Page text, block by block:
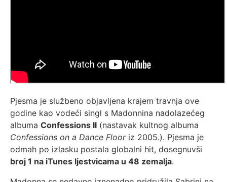
Pjesma je službeno objavljena krajem travnja ove
godine kao vodeći singl s Madonnina nadolazećeg
albuma Confessions II (nastavak kultnog albuma
Confessions on a Dance Flooriz 2005.). Pjesma je
odmah po izlasku postala globalni hit, dosegnuvši
broj 1 na iTunes ljestvicama u 48 zemalja.